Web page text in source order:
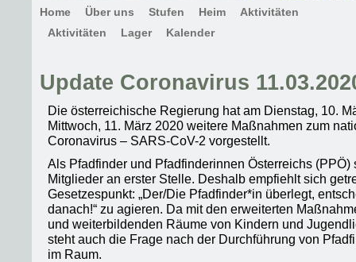
Home Über uns Stufen Heim
Aktivitäten
Aktivitäten
Lager Kalender
Update Coronavirus
Die österreichische Regierung hat am Dienstag, 10.
Mittwoch, 11. März 2020 weitere Maßnahmen zum
Coronavirus – SARS-CoV-2 vorgestellt.
Als Pfadfinder und Pfadfinderinnen Österreichs (PPÖ)
Mitglieder an erster Stelle. Deshalb empfiehlt sich
Gesetzespunkt: „Der/Die Pfadfinder*in überlegt,
danach!“ zu agieren. Da mit den erweiterten
und weiterbildenden Räume von Kindern und
steht auch die Frage nach der Durchführung von
im Raum.